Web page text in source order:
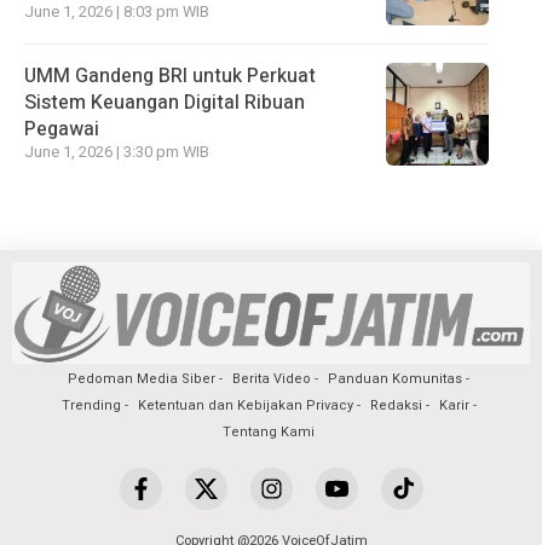
June 1, 2026 | 8:03 pm WIB
UMM Gandeng BRI untuk Perkuat
Sistem Keuangan Digital Ribuan
Pegawai
June 1, 2026 | 3:30 pm WIB
Pedoman Media Siber Berita Video
Panduan Komunitas
Trending
Ketentuan dan Kebijakan Privacy Redaksi
Karir
Tentang Kami
Copyright @2026 VoiceOfJatim